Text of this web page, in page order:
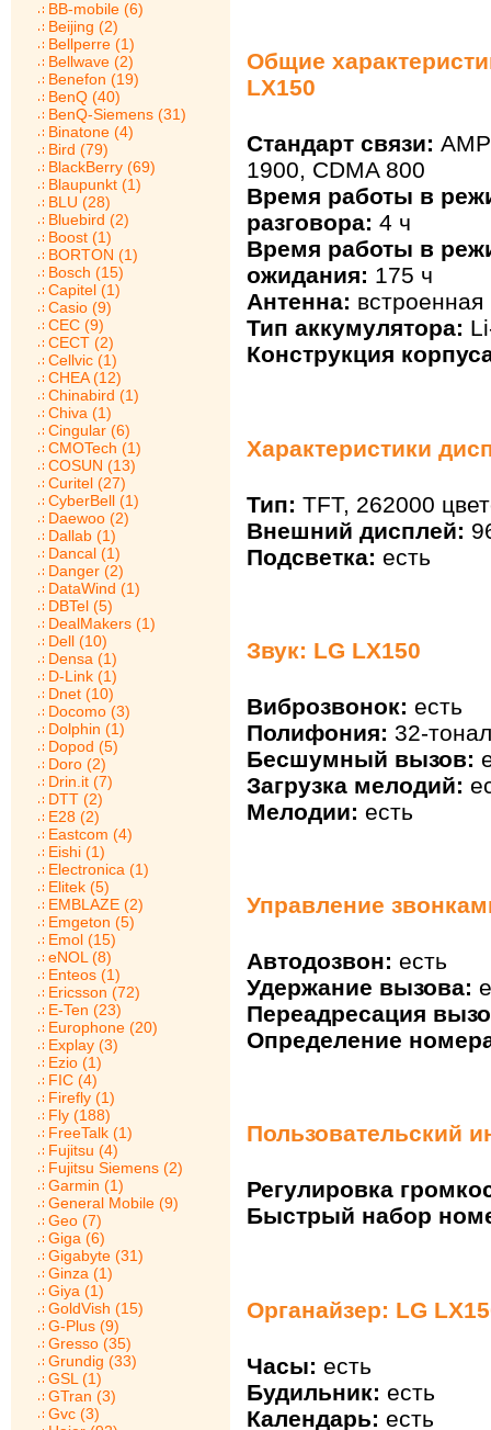
BB-mobile (6)
Beijing (2)
Bellperre (1)
Bellwave (2)
Benefon (19)
BenQ (40)
BenQ-Siemens (31)
Binatone (4)
Bird (79)
BlackBerry (69)
Blaupunkt (1)
BLU (28)
Bluebird (2)
Boost (1)
BORTON (1)
Bosch (15)
Capitel (1)
Casio (9)
CEC (9)
CECT (2)
Cellvic (1)
CHEA (12)
Chinabird (1)
Chiva (1)
Cingular (6)
CMOTech (1)
COSUN (13)
Curitel (27)
CyberBell (1)
Daewoo (2)
Dallab (1)
Dancal (1)
Danger (2)
DataWind (1)
DBTel (5)
DealMakers (1)
Dell (10)
Densa (1)
D-Link (1)
Dnet (10)
Docomo (3)
Dolphin (1)
Dopod (5)
Doro (2)
Drin.it (7)
DTT (2)
E28 (2)
Eastcom (4)
Eishi (1)
Electronica (1)
Elitek (5)
EMBLAZE (2)
Emgeton (5)
Emol (15)
eNOL (8)
Enteos (1)
Ericsson (72)
E-Ten (23)
Europhone (20)
Explay (3)
Ezio (1)
FIC (4)
Firefly (1)
Fly (188)
FreeTalk (1)
Fujitsu (4)
Fujitsu Siemens (2)
Garmin (1)
General Mobile (9)
Geo (7)
Giga (6)
Gigabyte (31)
Ginza (1)
Giya (1)
GoldVish (15)
G-Plus (9)
Gresso (35)
Grundig (33)
GSL (1)
GTran (3)
Gvc (3)
Общие
LX150
Стандарт связи:
1900, CDMA 800
Время работы в
разговора: 4 ч
Время работы в
ожидания: 175 ч
Антенна: встроенная
Тип аккумулятора:
Конструкция
Характеристики
Тип: TFT, 262000
Внешний дисплей:
Подсветка: есть
Звук: LG LX150
Виброзвонок: есть
Полифония: 32-
Бесшумный вызов:
Загрузка мелодий:
Мелодии: есть
Управление
Автодозвон: есть
Удержание вызова:
Переадресация
Определение
Пользовательский
Регулировка
Быстрый набор
Органайзер: LG
Часы: есть
Будильник: есть
Календарь: есть